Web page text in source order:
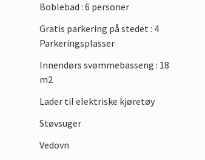
Boblebad : 6 personer
Gratis parkering på stedet : 4
Parkeringsplasser
Innendørs svømmebasseng : 18
m2
Lader til elektriske kjøretøy
Støvsuger
Vedovn